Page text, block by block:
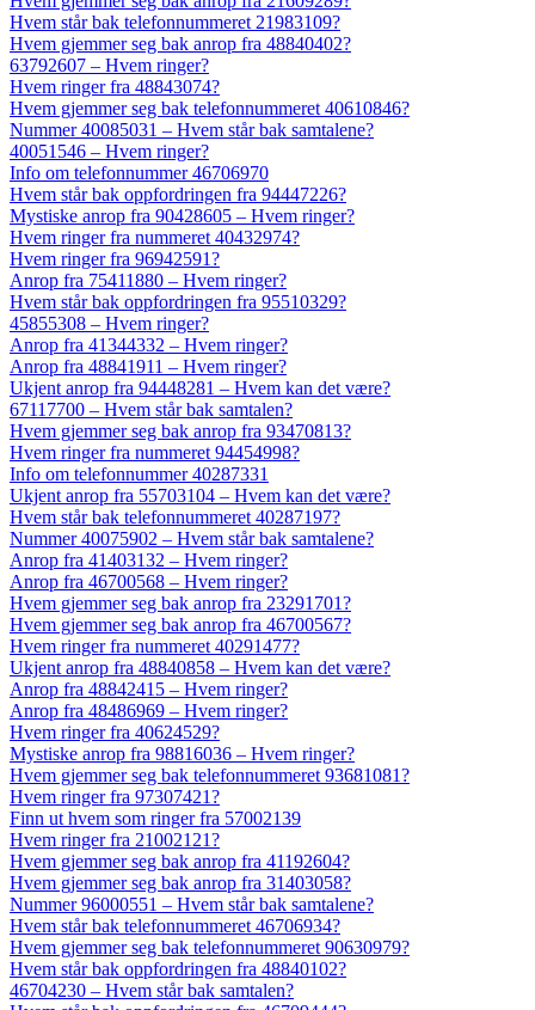
Hvem står bak telefonnummeret 21983109?
Hvem gjemmer seg bak anrop fra 48840402?
63792607 – Hvem ringer?
Hvem ringer fra 48843074?
Hvem gjemmer seg bak telefonnummeret 40610846?
Nummer 40085031 – Hvem står bak samtalene?
40051546 – Hvem ringer?
Info om telefonnummer 46706970
Hvem står bak oppfordringen fra 94447226?
Mystiske anrop fra 90428605 – Hvem ringer?
Hvem ringer fra nummeret 40432974?
Hvem ringer fra 96942591?
Anrop fra 75411880 – Hvem ringer?
Hvem står bak oppfordringen fra 95510329?
45855308 – Hvem ringer?
Anrop fra 41344332 – Hvem ringer?
Anrop fra 48841911 – Hvem ringer?
Ukjent anrop fra 94448281 – Hvem kan det være?
67117700 – Hvem står bak samtalen?
Hvem gjemmer seg bak anrop fra 93470813?
Hvem ringer fra nummeret 94454998?
Info om telefonnummer 40287331
Ukjent anrop fra 55703104 – Hvem kan det være?
Hvem står bak telefonnummeret 40287197?
Nummer 40075902 – Hvem står bak samtalene?
Anrop fra 41403132 – Hvem ringer?
Anrop fra 46700568 – Hvem ringer?
Hvem gjemmer seg bak anrop fra 23291701?
Hvem gjemmer seg bak anrop fra 46700567?
Hvem ringer fra nummeret 40291477?
Ukjent anrop fra 48840858 – Hvem kan det være?
Anrop fra 48842415 – Hvem ringer?
Anrop fra 48486969 – Hvem ringer?
Hvem ringer fra 40624529?
Mystiske anrop fra 98816036 – Hvem ringer?
Hvem gjemmer seg bak telefonnummeret 93681081?
Hvem ringer fra 97307421?
Finn ut hvem som ringer fra 57002139
Hvem ringer fra 21002121?
Hvem gjemmer seg bak anrop fra 41192604?
Hvem gjemmer seg bak anrop fra 31403058?
Nummer 96000551 – Hvem står bak samtalene?
Hvem står bak telefonnummeret 46706934?
Hvem gjemmer seg bak telefonnummeret 90630979?
Hvem står bak oppfordringen fra 48840102?
46704230 – Hvem står bak samtalen?